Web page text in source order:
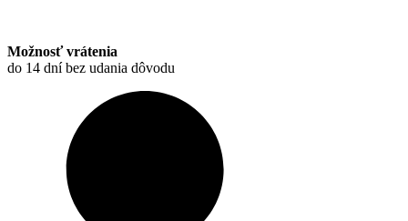
Možnosť vrátenia
do 14 dní bez udania dôvodu